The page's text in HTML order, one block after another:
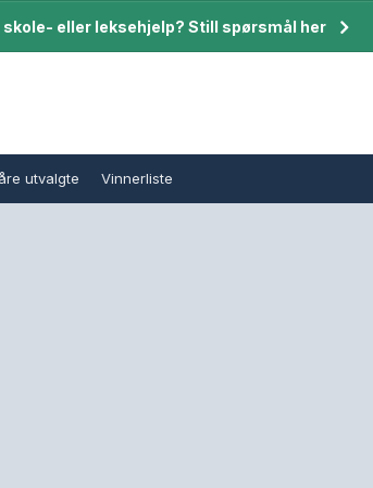
skole- eller leksehjelp? Still spørsmål her
utvalgte Vinnerliste